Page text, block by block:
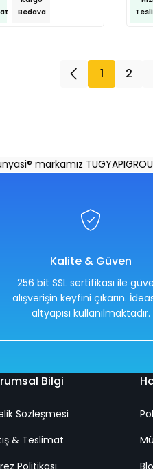
Bedava
1 2
markamız TUGYAPIGROUP®
Kalite & Güven
256 bit SSL sertifikası ile
alışverişin keyfini çıkarın.
altyapısı kullanılmaktadır.
Bilgi
Sözleşmesi
& Teslimat
Politikası